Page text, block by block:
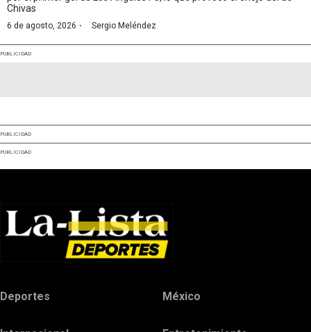
Chivas
6 de agosto, 2026 · Sergio Meléndez
PUBLICIDAD
PUBLICIDAD
PUBLICIDAD
Deportes México